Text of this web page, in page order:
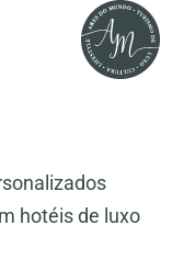
hotéis de luxo